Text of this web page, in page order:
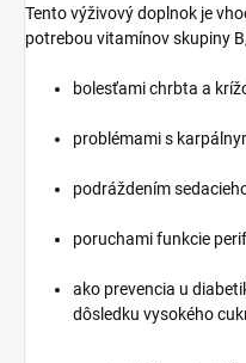
Tento výživový doplnok je
potrebou vitamínov skupiny
bolesťami chrbta a
problémami s
podráždením
poruchami funkcie
ako prevencia u
dôsledku vysokého